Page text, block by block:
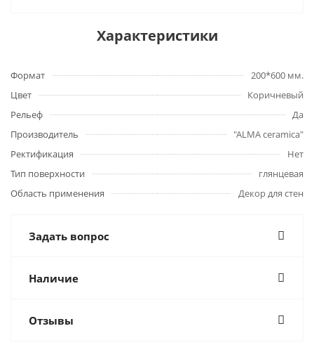
Характеристики
Формат
200*600 мм.
Цвет
Коричневый
Рельеф
Да
Производитель
"ALMA ceramica"
Ректификация
Нет
Тип поверхности
глянцевая
Область применения
Декор для стен
Задать вопрос
Наличие
Отзывы